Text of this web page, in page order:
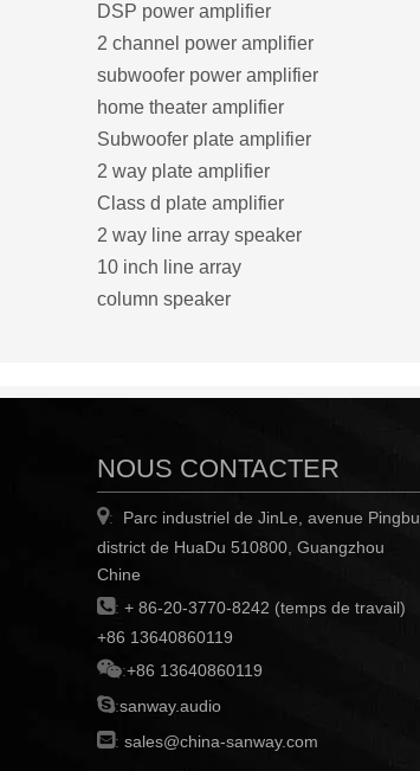
DSP power amplifier
2 channel power amplifier
subwoofer power amplifier
home theater amplifier
Subwoofer plate amplifier
2 way plate amplifier
Class d plate amplifier
2 way line array speaker
10 inch line array
column speaker
NOUS CONTACTER
:
Parc industriel de JinLe, avenue Pingbu,
district de HuaDu 510800, Guangzhou
Chine
: + 86-20-3770-8242 (temps de travail)
+86 13640860119
:+86 13640860119
:sanway.audio
: sales@china-sanway.com